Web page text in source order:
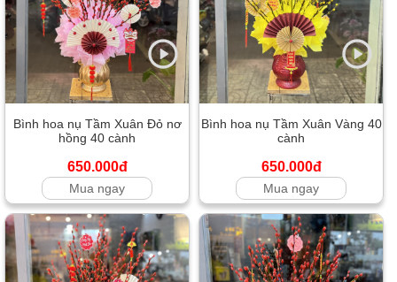
Bình hoa nụ Tầm Xuân Đỏ nơ
hồng 40 cành
650.000đ
Mua ngay
Bình hoa nụ Tầm Xuân Vàng 40
cành
650.000đ
Mua ngay